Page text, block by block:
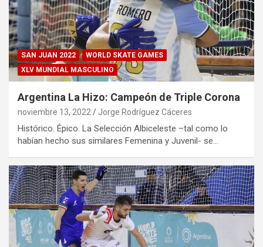
SAN JUAN 2022
WORLD SKATE GAMES
XLV MUNDIAL MASCULINO
Argentina La Hizo: Campeón de Triple Corona
noviembre 13, 2022 Jorge Rodríguez Cáceres
Histórico. Épico. La Selección Albiceleste –tal como lo
habían hecho sus similares Femenina y Juvenil- se…